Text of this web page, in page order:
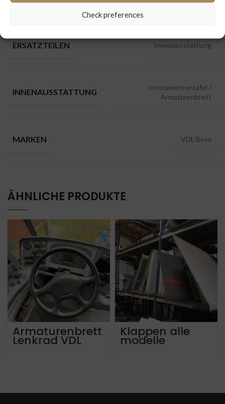
Check preferences
ZUSÄTZLICHE INFORMATIONEN
ERSATZTEILEN Innenausstattung
INNENAUSSTATTUNG
Instrumententafel /
Armaturenbrett
MARKEN VDL Bova
ÄHNLICHE PRODUKTE
Armaturenbrett
Lenkrad VDL
Citea 2018
Klappen alle
modelle
Mercedes, Setra,